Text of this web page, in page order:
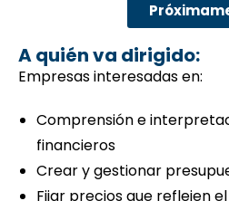
A quién va dirigido:
Empresas interesadas en:
Comprensión e
financieros
Crear y gestionar
Fijar precios que reflejen